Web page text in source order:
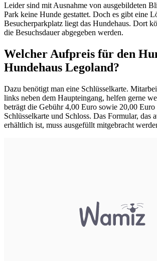
Leider sind mit Ausnahme von ausgebildeten
Park keine Hunde gestattet. Doch es gibt eine
Besucherparkplatz liegt das Hundehaus. Dort
die Besuchsdauer abgegeben werden.
Welcher Aufpreis für den
Hundehaus Legoland?
Dazu benötigt man eine Schlüsselkarte.
links neben dem Haupteingang, helfen gerne
beträgt die Gebühr 4,00 Euro sowie 20,00
Schlüsselkarte und Schloss. Das Formular, das
erhältlich ist, muss ausgefüllt mitgebracht